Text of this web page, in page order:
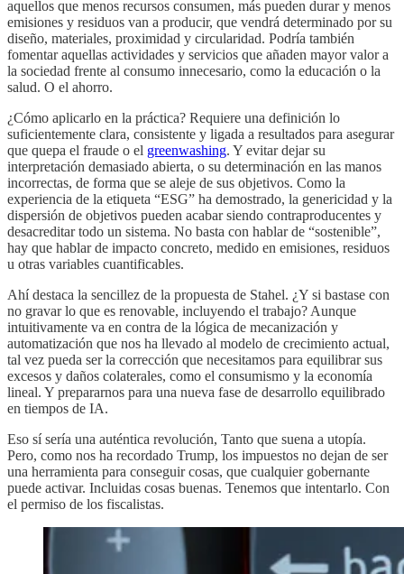
aquellos que menos recursos consumen, más pueden durar y menos
emisiones y residuos van a producir, que vendrá determinado por su
diseño, materiales, proximidad y circularidad. Podría también
fomentar aquellas actividades y servicios que añaden mayor valor a
la sociedad frente al consumo innecesario, como la educación o la
salud. O el ahorro.
¿Cómo aplicarlo en la práctica? Requiere una definición lo
suficientemente clara, consistente y ligada a resultados para asegurar
que quepa el fraude o el greenwashing. Y evitar dejar su
interpretación demasiado abierta, o su determinación en las manos
incorrectas, de forma que se aleje de sus objetivos. Como la
experiencia de la etiqueta “ESG” ha demostrado, la genericidad y la
dispersión de objetivos pueden acabar siendo contraproducentes y
desacreditar todo un sistema. No basta con hablar de “sostenible”,
hay que hablar de impacto concreto, medido en emisiones, residuos
u otras variables cuantificables.
Ahí destaca la sencillez de la propuesta de Stahel. ¿Y si bastase con
no gravar lo que es renovable, incluyendo el trabajo? Aunque
intuitivamente va en contra de la lógica de mecanización y
automatización que nos ha llevado al modelo de crecimiento actual,
tal vez pueda ser la corrección que necesitamos para equilibrar sus
excesos y daños colaterales, como el consumismo y la economía
lineal. Y prepararnos para una nueva fase de desarrollo equilibrado
en tiempos de IA.
Eso sí sería una auténtica revolución, Tanto que suena a utopía.
Pero, como nos ha recordado Trump, los impuestos no dejan de ser
una herramienta para conseguir cosas, que cualquier gobernante
puede activar. Incluidas cosas buenas. Tenemos que intentarlo. Con
el permiso de los fiscalistas.